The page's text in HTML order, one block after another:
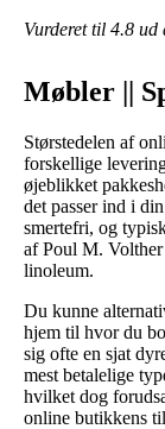
Vurderet til 4.8 ud
Møbler ||
Størstedelen af
forskellige
øjeblikket
det passer ind i
smertefri, og
af Poul M.
linoleum.
Du kunne
hjem til hvor du
sig ofte en sjat
mest betalelige
hvilket dog
online butikkens